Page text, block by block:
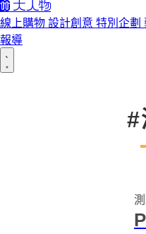
線上購物 設計創意 特別企劃
報導
#